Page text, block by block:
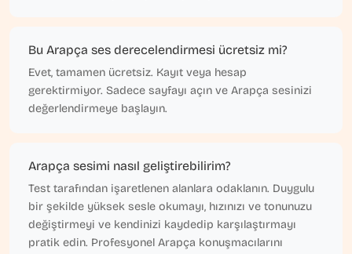
Bu Arapça ses derecelendirmesi ücretsiz mi?
Evet, tamamen ücretsiz. Kayıt veya hesap
gerektirmiyor. Sadece sayfayı açın ve Arapça sesinizi
değerlendirmeye başlayın.
Arapça sesimi nasıl geliştirebilirim?
Test tarafından işaretlenen alanlara odaklanın. Duygulu
bir şekilde yüksek sesle okumayı, hızınızı ve tonunuzu
değiştirmeyi ve kendinizi kaydedip karşılaştırmayı
pratik edin. Profesyonel Arapça konuşmacılarını